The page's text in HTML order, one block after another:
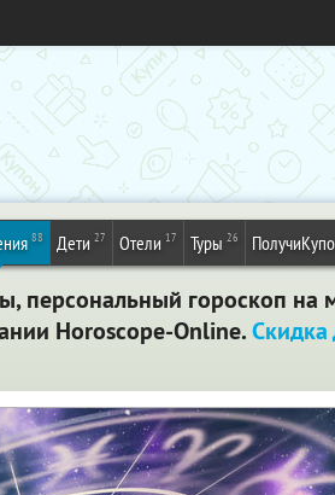
88 Дети 27 Отели 17 Туры 26
персональный гороскоп
Horoscope-Online.